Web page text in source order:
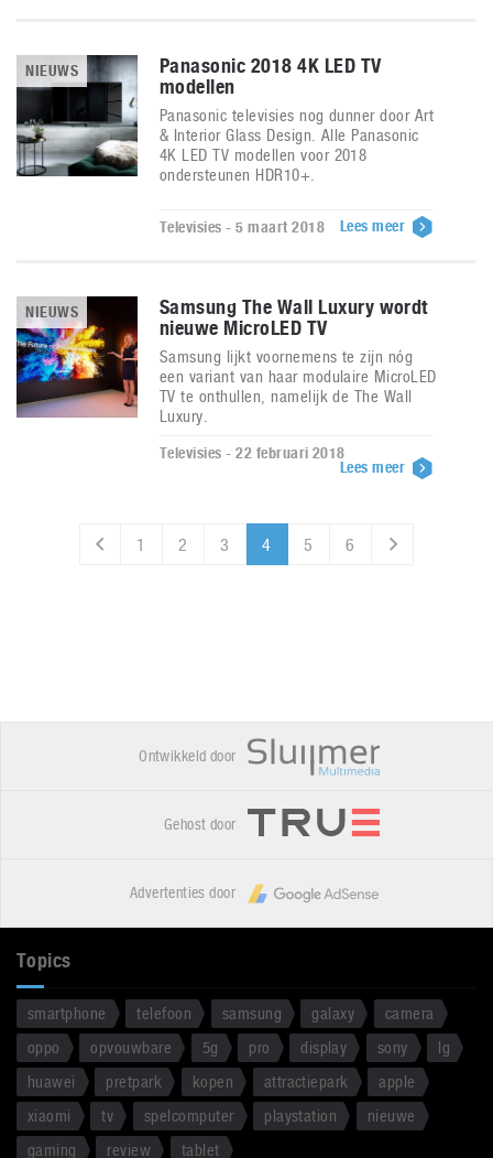
NIEUWS
Panasonic 2018 4K LED TV
modellen
Panasonic televisies nog dunner door Art
& Interior Glass Design. Alle Panasonic
4K LED TV modellen voor 2018
ondersteunen HDR10+.
Televisies - 5 maart 2018 Lees meer
NIEUWS
Samsung The Wall Luxury wordt
nieuwe MicroLED TV
Samsung lijkt voornemens te zijn nóg
een variant van haar modulaire MicroLED
TV te onthullen, namelijk de The Wall
Luxury.
Televisies - 22 februari 2018
Lees meer
1 2 3 4 5 6
Ontwikkeld door
Gehost door
Advertenties door
Topics
smartphone telefoon samsung galaxy
camera
oppo
opvouwbare 5g pro display sony
lg
huawei
pretpark kopen attractiepark
apple
xiaomi
tv spelcomputer playstation
nieuwe
gaming
review tablet